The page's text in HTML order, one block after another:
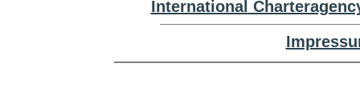
International